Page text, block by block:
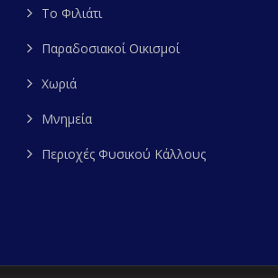
Το Φιλιάτι
Παραδοσιακοί Οικισμοί
Χωριά
Μνημεία
Περιοχές Φυσικού Κάλλους